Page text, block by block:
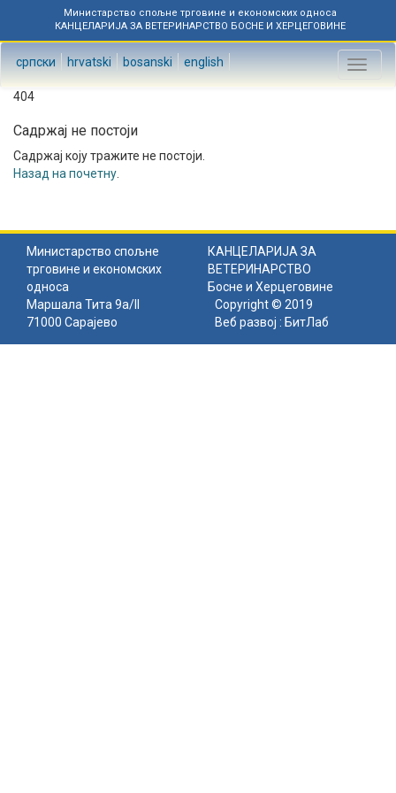
Министарство спољне трговине и економских односа
КАНЦЕЛАРИЈА ЗА ВЕТЕРИНАРСТВО БОСНЕ И ХЕРЦЕГОВИНЕ
српски hrvatski bosanski english
Toggle
404
Садржај не постоји
Садржај коју тражите не постоји.
Назад на почетну
Министарство спољне
трговине и економских
односа
КАНЦЕЛАРИЈА ЗА
ВЕТЕРИНАРСТВО
Босне и Херцеговине
Маршала Тита 9а/II
71000 Сарајево
Copyright © 2019
Веб развој : БитЛаб